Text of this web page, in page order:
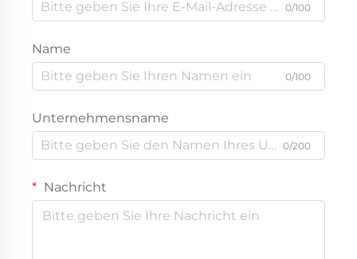
0/100
Name
0/100
Unternehmensname
0/200
Nachricht